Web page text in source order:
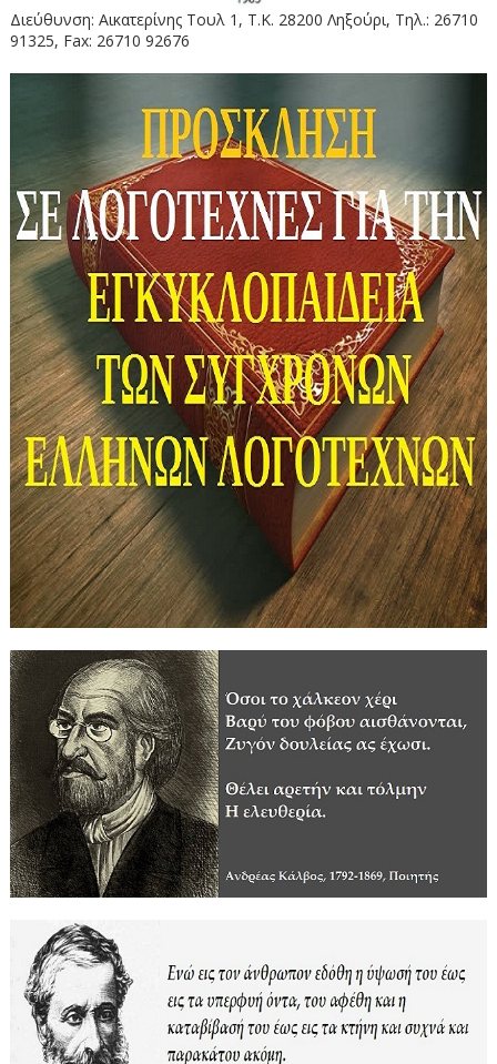
Διεύθυνση: Αικατερίνης Τουλ 1, Τ.Κ. 28200 Ληξούρι, Τηλ.: 26710
91325, Fax: 26710 92676